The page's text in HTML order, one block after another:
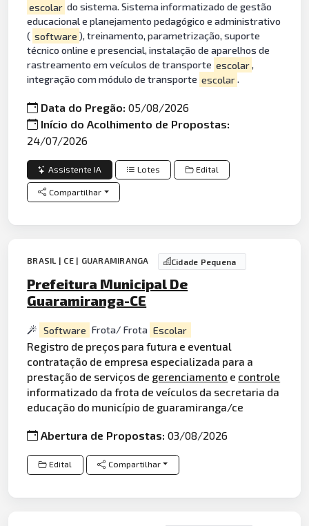
escolar do sistema. Sistema informatizado de gestão
educacional e planejamento pedagógico e administrativo
( software ), treinamento, parametrização, suporte
técnico online e presencial, instalação de aparelhos de
rastreamento em veículos de transporte escolar,
integração com módulo de transporte escolar.
Data do Pregão:05/08/2026
Início do Acolhimento de Propostas:
24/07/2026
Assistente IA Lotes Edital
Compartilhar
BRASIL | CE | GUARAMIRANGA Cidade Pequena
Prefeitura Municipal De
Guaramiranga-CE
Software Frota/ Frota Escolar
Registro de preços para futura e eventual
contratação de empresa especializada para a
prestação de serviços de gerenciamento e controle
informatizado da frota de veículos da secretaria da
educação do município de guaramiranga/ce
Abertura de Propostas:03/08/2026
Edital Compartilhar